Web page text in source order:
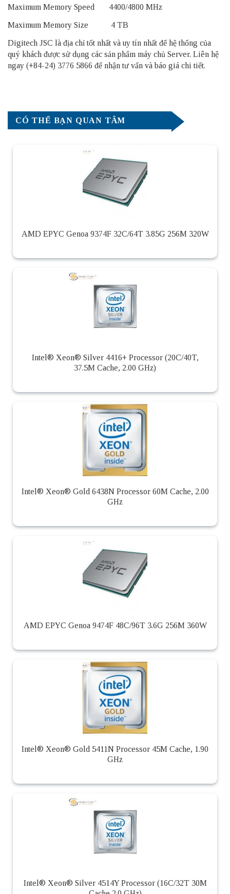
Maximum Memory Speed 4400/4800 MHz
Maximum Memory Size 4 TB
Digitech JSC là địa chỉ tốt nhất và uy tín nhất để hệ thống của
quý khách được sử dụng các sản phẩm máy chủ Server. Liên hệ
ngay (+84-24) 3776 5866 để nhận tư vấn và báo giá chi tiết.
CÓ THỂ BẠN QUAN TÂM
AMD EPYC Genoa 9374F 32C/64T 3.85G 256M 320W
Intel® Xeon® Silver 4416+ Processor (20C/40T,
37.5M Cache, 2.00 GHz)
Intel® Xeon® Gold 6438N Processor 60M Cache, 2.00
GHz
AMD EPYC Genoa 9474F 48C/96T 3.6G 256M 360W
Intel® Xeon® Gold 5411N Processor 45M Cache, 1.90
GHz
Intel® Xeon® Silver 4514Y Processor (16C/32T 30M